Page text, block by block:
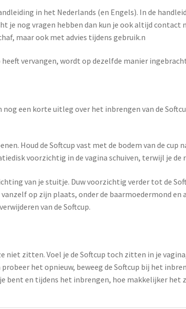
in het Nederlands (en Engels). In de
je nog vragen hebben dan kun je ook altijd contact
maar ook met advies tijdens gebruik.n
heeft vervangen, wordt op dezelfde manier
een korte uitleg over het inbrengen van de
Houd de Softcup vast met de bodem van de cup
voorzichtig in de vagina schuiven, terwijl je de
van je stuitje. Duw voorzichtig verder tot de
op zijn plaats, onder de baarmoedermond en
van de Softcup.
niet zitten. Voel je de Softcup toch zitten in je
het opnieuw, beweeg de Softcup bij het
bent en tijdens het inbrengen, hoe makkelijker het